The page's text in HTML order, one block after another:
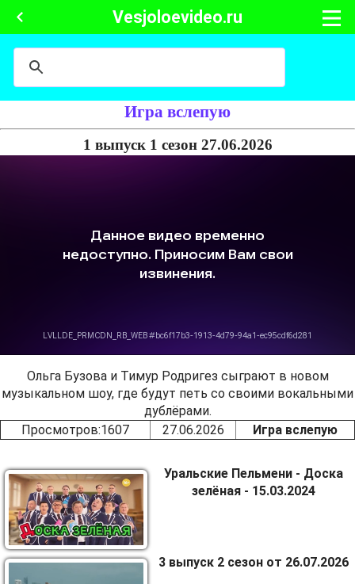
Vesjoloevideo.ru
Игра вслепую
1 выпуск 1 сезон 27.06.2026
Соперникам нужно назвать именно ту кабинку, в которой спряталась
Ольга Бузова и Тимур Родригез сыграют в новом
музыкальном шоу, где будут петь со своими вокальными
дублёрами.
Просмотров:1607 27.06.2026 Игра вслепую
Уральские Пельмени - Доска
зелёная - 15.03.2024
3 выпуск 2 сезон от 26.07.2026